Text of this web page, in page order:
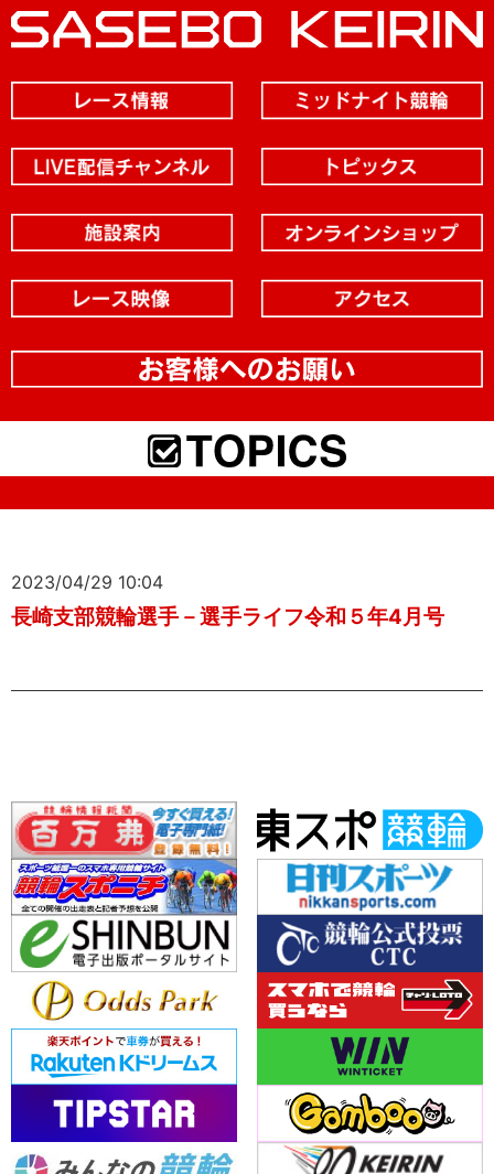
2023/04/29 10:04
長崎支部競輪選手－選手ライフ令和５年4月号